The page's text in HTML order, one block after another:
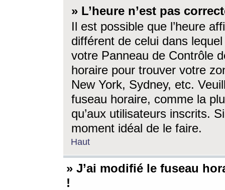
» L’heure n’est pas
Il est possible que l’heure
différent de celui dans
votre Panneau de Contrôle
horaire pour trouver votre
New York, Sydney, etc.
fuseau horaire, comme la
qu’aux utilisateurs inscrits.
moment idéal de le faire.
Haut
» J’ai modifié le fuseau
!